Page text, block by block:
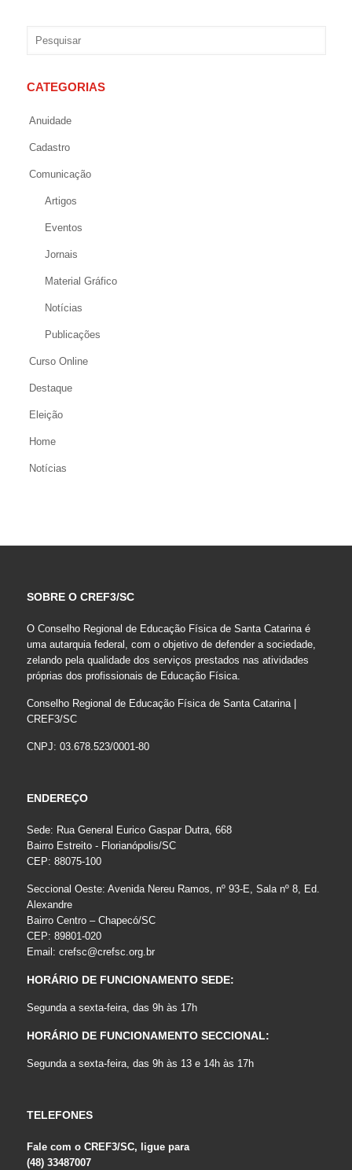
CATEGORIAS
Anuidade
Cadastro
Comunicação
Artigos
Eventos
Jornais
Material Gráfico
Notícias
Publicações
Curso Online
Destaque
Eleição
Home
Notícias
SOBRE O CREF3/SC
O Conselho Regional de Educação Física de Santa Catarina é
uma autarquia federal, com o objetivo de defender a sociedade,
zelando pela qualidade dos serviços prestados nas atividades
próprias dos profissionais de Educação Física.
Conselho Regional de Educação Física de Santa Catarina |
CREF3/SC
CNPJ: 03.678.523/0001-80
ENDEREÇO
Sede: Rua General Eurico Gaspar Dutra, 668
Bairro Estreito - Florianópolis/SC
CEP: 88075-100
Seccional Oeste: Avenida Nereu Ramos, nº 93-E, Sala nº 8, Ed.
Alexandre
Bairro Centro – Chapecó/SC
CEP: 89801-020
Email: crefsc@crefsc.org.br
HORÁRIO DE FUNCIONAMENTO SEDE:
Segunda a sexta-feira, das 9h às 17h
HORÁRIO DE FUNCIONAMENTO SECCIONAL:
Segunda a sexta-feira, das 9h às 13 e 14h às 17h
TELEFONES
Fale com o CREF3/SC, ligue para
(48) 33487007